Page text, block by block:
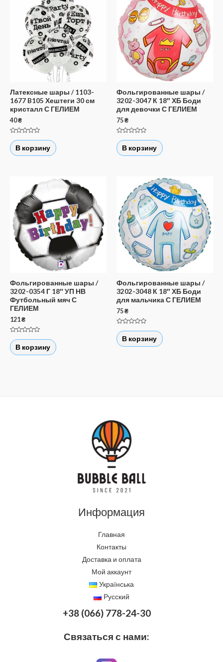
Латексные шары / 1103-
1677 B105 Хештеги 30 см
кристалл С ГЕЛИЕМ
40₴
Оценка
0
из
5
В корзину
Фольгированные шары /
3202-3047 К 18″ ХБ Боди
для девочки С ГЕЛИЕМ
75₴
Оценка
0
из
5
В корзину
Фольгированные шары /
3202-0354 Г 18″ УП НВ
Футбольный мяч С
ГЕЛИЕМ
121₴
Оценка
0
из
5
В корзину
Фольгированные шары /
3202-3048 К 18″ ХБ Боди
для мальчика С ГЕЛИЕМ
75₴
Оценка
0
из
5
В корзину
Информация
Главная
Контакты
Доставка и оплата
Мой аккаунт
Українська
Русский
+38 (066) 778-24-30
Связаться с нами: